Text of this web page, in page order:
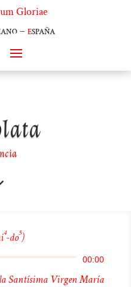
–españa
4-do5)
00:00
la Santísima Virgen María